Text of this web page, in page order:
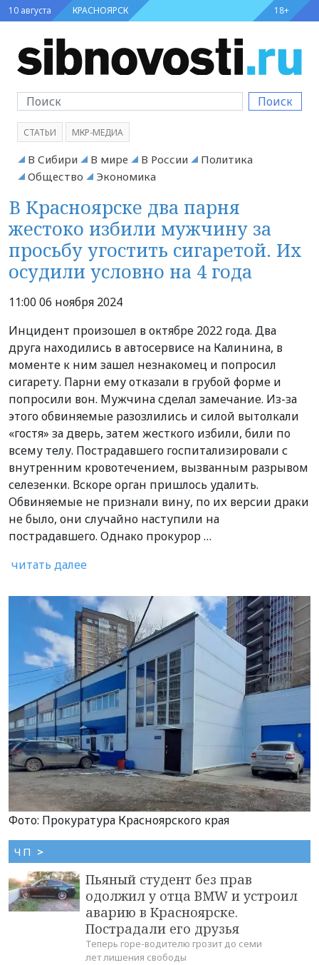
10 августа КРАСНОЯРСК 18+
Поиск
СТАТЬИ МКР-МЕДИА
В Сибири В мире В России
Политика
Общество
Экономика
В Красноярске два парня
жестоко избили мужчину за
просьбу угостить сигаретой. Их
осудили условно на 4 года
11:00 06 ноября 2024
Инцидент произошел в октябре 2022 года. Два
друга находились в автосервисе на Калинина, в
моменте к ним зашел незнакомец и попросил
сигарету. Парни ему отказали в грубой форме и
попросили вон. Мужчина сделал замечание. Из-за
этого обвиняемые разозлились и силой вытолкали
«гостя» за дверь, затем жесткого избили, били по
всему телу. Пострадавшего госпитализировали с
внутренним кровотечением, вызванным разрывом
селезенки. Вскоре орган пришлось удалить.
Обвиняемые не признали вину, по их версии драки
не было, они случайно наступили на
пострадавшего. Однако прокурор …
читать далее
Фото: Прокуратура Красноярского края
ЧП >
Пьяный студент без прав
одолжил у отца BMW и устроил
аварию в Красноярске.
Пострадали его друзья
Теперь горе-водителю грозит до семи
лет лишения свободы